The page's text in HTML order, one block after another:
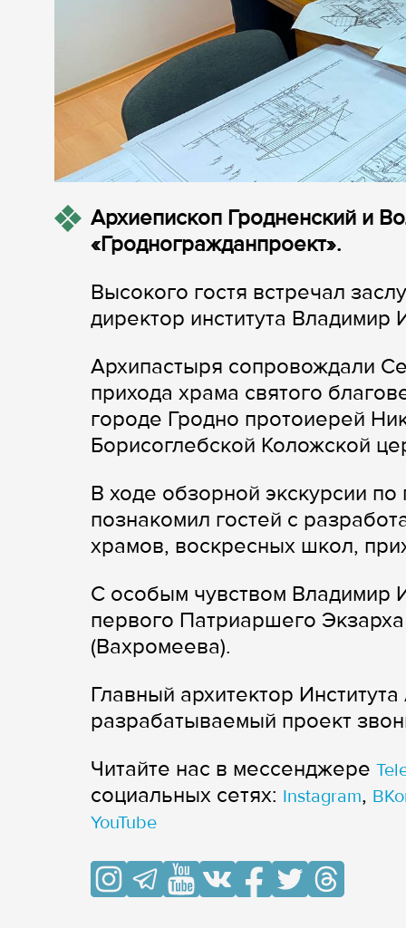
Архиепископ Гродненский и
«Гродногражданпроект».
Высокого гостя встречал
директор института
Архипастыря сопровождали
прихода храма святого
городе Гродно протоиерей
Борисоглебской Коложской
В ходе обзорной экскурсии
познакомил гостей с
храмов, воскресных школ,
С особым чувством Владимир
первого Патриаршего
(Вахромеева).
Главный архитектор
разрабатываемый проект
Читайте нас в мессенджере
cоциальных сетях: Instagram,
YouTube